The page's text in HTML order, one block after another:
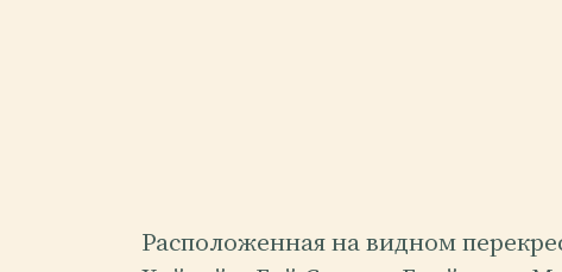
Расположенная на видном